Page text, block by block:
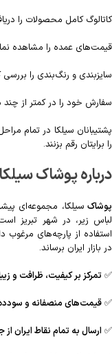
کاتالوگ کامل محصولات را
قیمت‌های عمده را مشاهده
سایزبندی و رنگ‌بندی را بررسی
سفارش خود را در کمتر از چند
پشتیبانان سیلکا در تمام
را برایتان رقم بزنند.
درباره پوشاک سیلکا
پوشاک سیلکا، مجموعه‌ای
لباس زیر، در شهر تبریز
استفاده از پارچه‌های مرغوب
در بازار ایران برساند.
✅تمرکز بر کیفیت، ظرافت و
✅ قیمت‌های منصفانه و سودده
✅ ارسال به تمام نقاط ایران